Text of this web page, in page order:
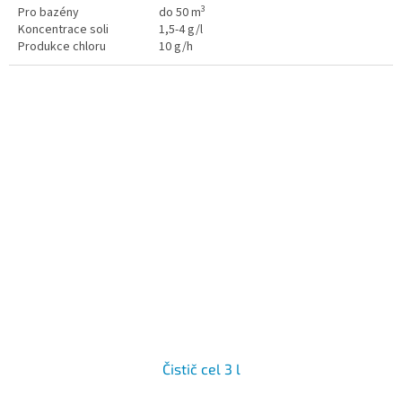
Pro bazény do 50 m3
Koncentrace soli
1,5-4 g/l
Produkce chloru
10 g/h
Čistič cel 3 l